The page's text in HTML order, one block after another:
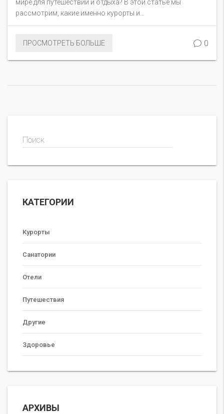
мире для путешествий и отдыха? В этой статье мы
рассмотрим, какие именно курорты и
достопримечательности делают её такой
роскошных местах и необычных фактах, которые могут
ПРОСМОТРЕТЬ БОЛЬШЕ 0
Поиск
КАТЕГОРИИ
Курорты
Санатории
Отели
Путешествия
Другие
Здоровье
АРХИВЫ